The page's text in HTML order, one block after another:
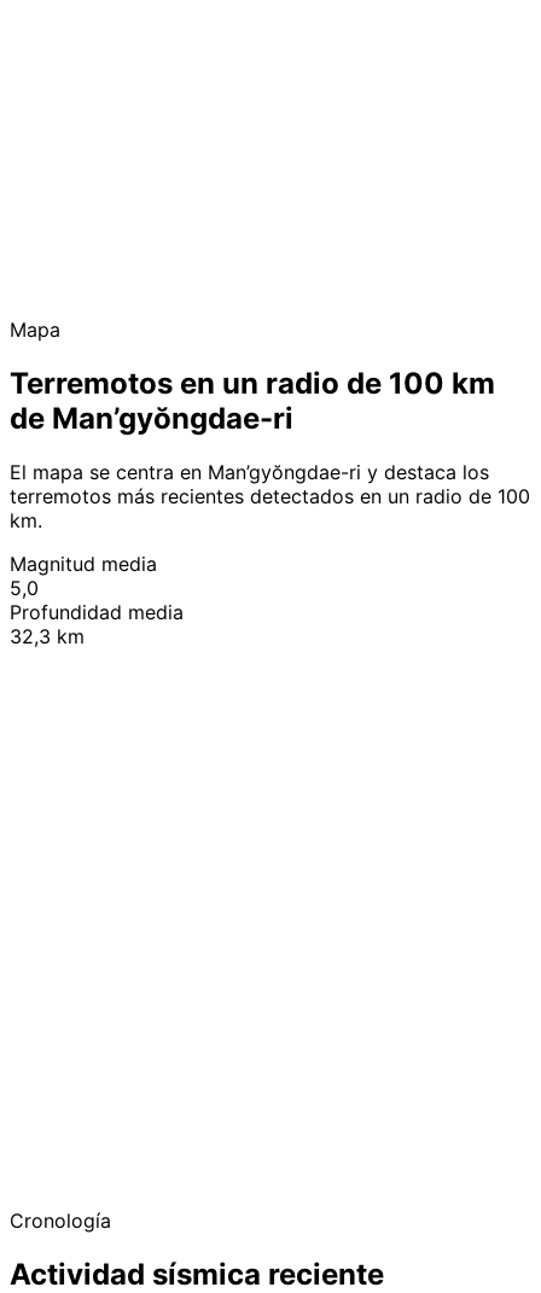
Mapa
Terremotos en un radio de 100 km
de Man’gyŏngdae-ri
El mapa se centra en Man’gyŏngdae-ri y destaca los
terremotos más recientes detectados en un radio de 100
km.
Magnitud media
5,0
Profundidad media
32,3 km
Cronología
Actividad sísmica reciente